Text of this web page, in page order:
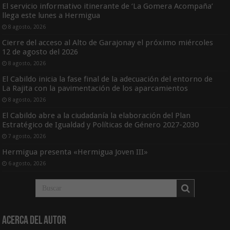
El servicio informativo itinerante de ‘La Gomera Acompaña’
llega este lunes a Hermigua
8 agosto, 2026
Cierre del acceso al Alto de Garajonay el próximo miércoles
12 de agosto del 2026
8 agosto, 2026
El Cabildo inicia la fase final de la adecuación del entorno de
La Rajita con la pavimentación de los aparcamientos
8 agosto, 2026
El Cabildo abre a la ciudadanía la elaboración del Plan
Estratégico de Igualdad y Políticas de Género 2027-2030
7 agosto, 2026
Hermigua presenta «Hermigua Joven III»
6 agosto, 2026
Acerca del Autor